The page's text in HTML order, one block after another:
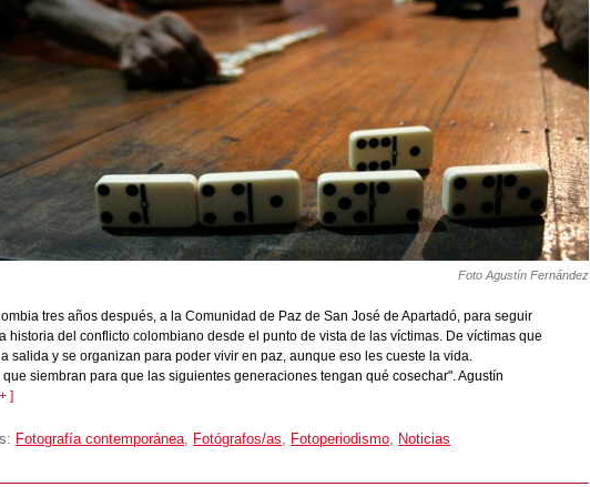
Foto Agustín Fernández
tres años después, a la Comunidad de Paz de San José de Apartadó, para seguir
historia del conflicto colombiano desde el punto de vista de las víctimas. De víctimas que
salida y se organizan para poder vivir en paz, aunque eso les cueste la vida.
siembran para que las siguientes generaciones tengan qué cosechar". Agustín
]
Fotografía contemporánea, Fotógrafos/as, Fotoperiodismo, Noticias